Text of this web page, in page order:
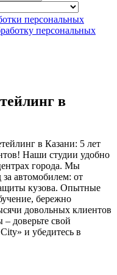
персональных
персональных
в
в Казани: 5 лет
Наши студии удобно
города. Мы
автомобилем: от
кузова. Опытные
бережно
довольных клиентов
доверьте свой
и убедитесь в